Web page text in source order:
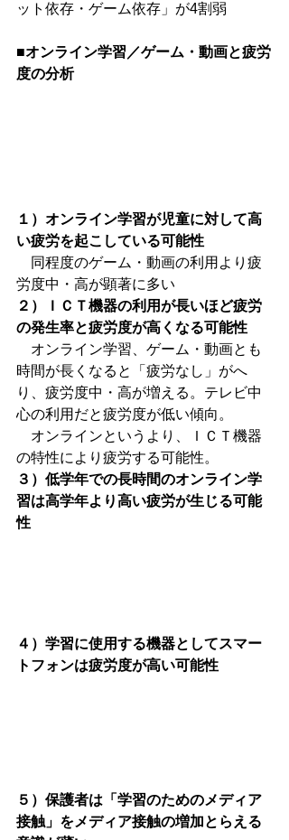
ット依存・ゲーム依存」が4割弱
■オンライン学習／ゲーム・動画と疲労
度の分析
１）オンライン学習が児童に対して高
い疲労を起こしている可能性
同程度のゲーム・動画の利用より疲
労度中・高が顕著に多い
２）ＩＣＴ機器の利用が長いほど疲労
の発生率と疲労度が高くなる可能性
オンライン学習、ゲーム・動画とも
時間が長くなると「疲労なし」がへ
り、疲労度中・高が増える。テレビ中
心の利用だと疲労度が低い傾向。
オンラインというより、ＩＣＴ機器
の特性により疲労する可能性。
３）低学年での長時間のオンライン学
習は高学年より高い疲労が生じる可能
性
４）学習に使用する機器としてスマー
トフォンは疲労度が高い可能性
５）保護者は「学習のためのメディア
接触」をメディア接触の増加とらえる